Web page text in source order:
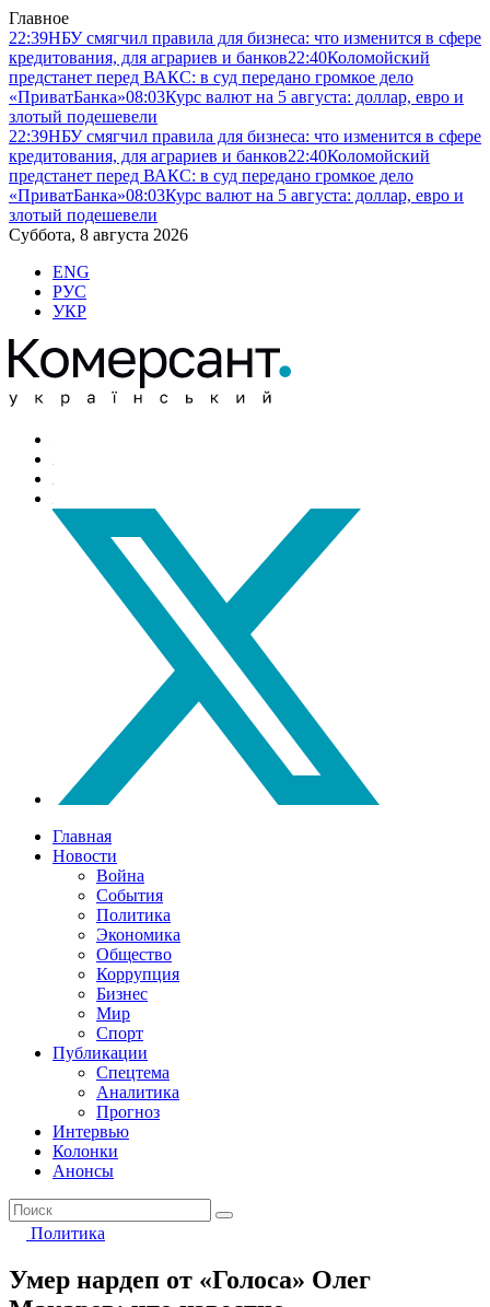
Главное
22:39НБУ смягчил правила для бизнеса: что изменится в сфере
кредитования, для аграриев и банков22:40Коломойский
предстанет перед ВАКС: в суд передано громкое дело
«ПриватБанка»08:03Курс валют на 5 августа: доллар, евро и
злотый подешевели
22:39НБУ смягчил правила для бизнеса: что изменится в сфере
кредитования, для аграриев и банков22:40Коломойский
предстанет перед ВАКС: в суд передано громкое дело
«ПриватБанка»08:03Курс валют на 5 августа: доллар, евро и
злотый подешевели
Суббота, 8 августа 2026
ENG
РУС
УКР
Главная
Новости
Война
События
Политика
Экономика
Общество
Коррупция
Бизнес
Мир
Спорт
Публикации
Спецтема
Аналитика
Прогноз
Интервью
Колонки
Анонсы
Политика
Умер нардеп от «Голоса» Олег